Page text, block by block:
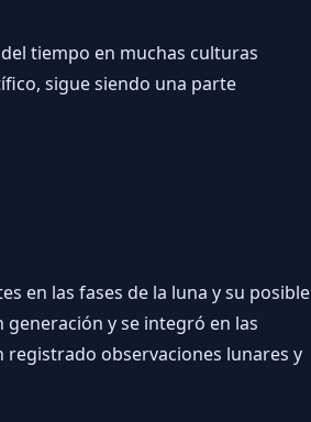
tiempo en muchas culturas
sigue siendo una parte
en las fases de la luna y su posible
y se integró en las
registrado observaciones lunares y